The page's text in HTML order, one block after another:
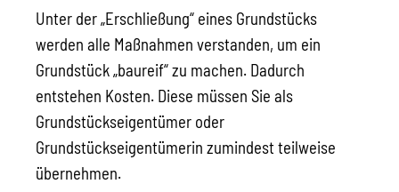
Unter der „Erschließung“ eines Grundstücks
werden alle Maßnahmen verstanden, um ein
Grundstück „baureif“ zu machen. Dadurch
entstehen Kosten. Diese müssen Sie als
Grundstückseigentümer oder
Grundstückseigentümerin zumindest teilweise
übernehmen.